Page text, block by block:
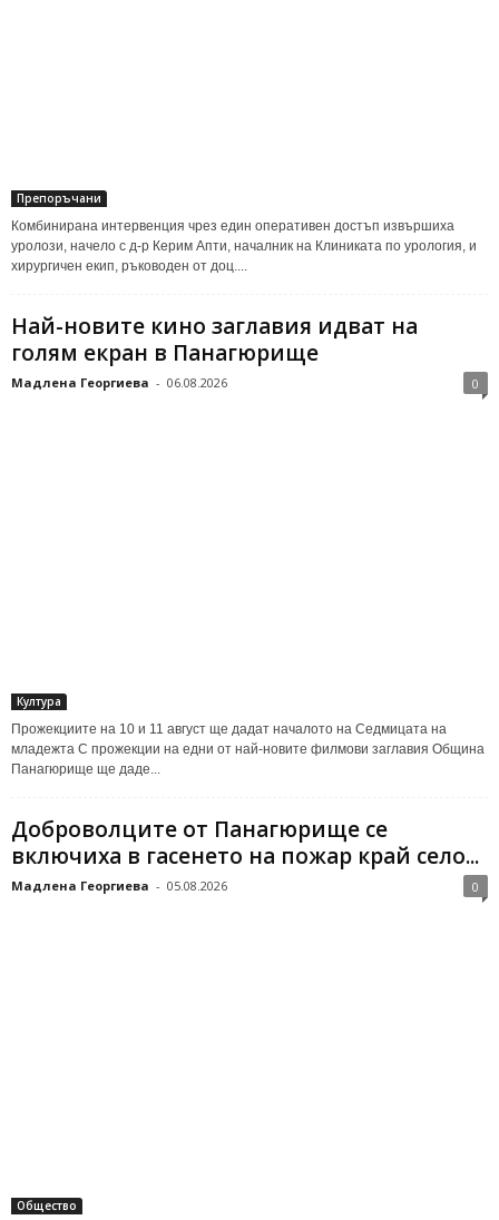
Препоръчани
Комбинирана интервенция чрез един оперативен достъп извършиха
уролози, начело с д-р Керим Апти, началник на Клиниката по урология, и
хирургичен екип, ръководен от доц....
Най-новите кино заглавия идват на
голям екран в Панагюрище
Мадлена Георгиева - 06.08.2026 0
Култура
Прожекциите на 10 и 11 август ще дадат началото на Седмицата на
младежта С прожекции на едни от най-новите филмови заглавия Община
Панагюрище ще даде...
Доброволците от Панагюрище се
включиха в гасенето на пожар край село...
Мадлена Георгиева - 05.08.2026 0
Общество